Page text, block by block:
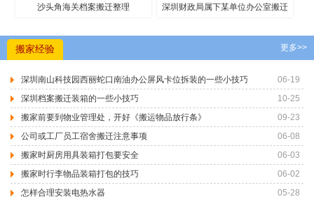
沙头角海关档案搬迁整理 深圳财政局属下某单位办公室搬迁
更多>>
搬家经验
06-19
深圳南山科技园西丽蛇口南油办公屏风卡位拆装的一些小技巧
10-25
深圳档案搬迁装箱的一些小技巧
09-23
搬家前要到物业管理处，开好《搬运物品放行条》
06-08
公司或工厂员工宿舍搬迁注意事项
06-03
搬家时厨房用具装箱打包要安全
06-02
搬家时行李物品装箱打包的技巧
05-28
怎样合理安装电热水器